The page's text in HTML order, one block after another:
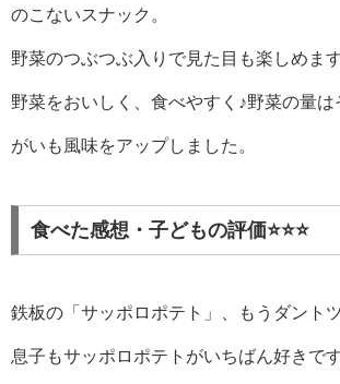
のこないスナック。
野菜のつぶつぶ入りで見た目も楽しめます
野菜をおいしく、食べやすく♪野菜の量は
がいも風味をアップしました。
食べた感想・子どもの評価️⭐⭐️⭐
鉄板の「サッポロポテト」、もうダント
息子もサッポロポテトがいちばん好きで